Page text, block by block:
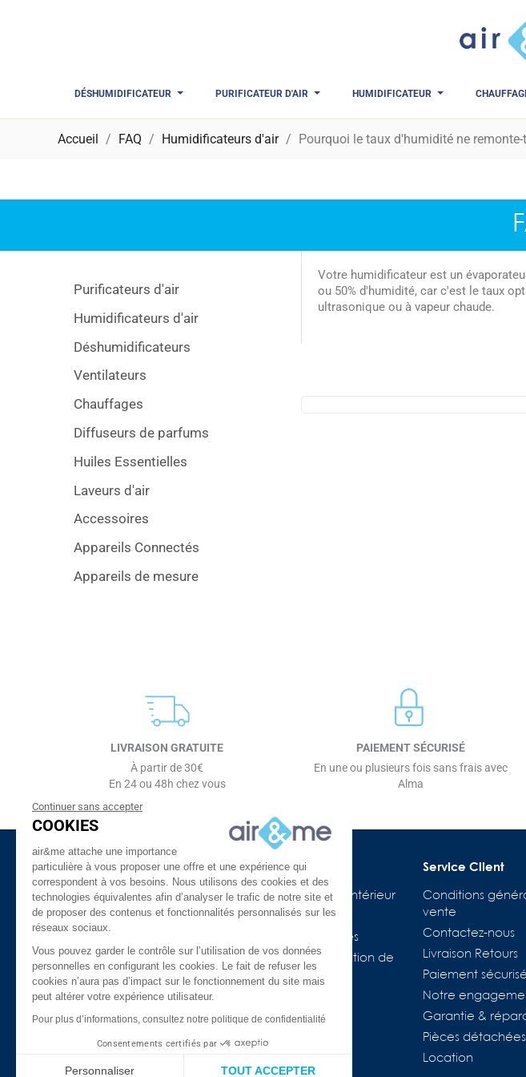
DÉSHUMIDIFICATEUR PURIFICATEUR D'AIR HUMIDIFICATEUR
Accueil FAQ Humidificateurs d'air Pourquoi le taux d'humidité ne
Purificateurs d'air
Humidificateurs d'air
Déshumidificateurs
Ventilateurs
Chauffages
Diffuseurs de parfums
Huiles Essentielles
Laveurs d'air
Accessoires
Appareils Connectés
Appareils de mesure
Votre humidificateur est un
ou 50% d'humidité, car c'est le taux
ultrasonique ou à vapeur chaude.
LIVRAISON GRATUITE
À partir de 30€
En 24 ou 48h chez vous
PAIEMENT SÉCURISÉ
En une ou plusieurs fois sans frais avec
Alma
à propos d'air&me
La société
Air&me dans la presse
Avis Clients ★★★★★
Qui sommes-nous ?
Mentions légales
Confidentialité et données
personnelles
Besoin d'aide ?
Nos guides de l'air intérieur
Lexique
Appareils connectés
COVID-19 & purification de
Meilleures ventes
FAQ
Service Client
Conditions
vente
Contactez-nous
Livraison Retours
Paiement sécurisé
Notre
Garantie &
Pièces détachées
Location
Continuer sans accepter
COOKIES
air&me attache une importance
particulière à vous proposer une offre et une expérience qui
correspondent à vos besoins. Nous utilisons des cookies et des
technologies équivalentes afin d’analyser le trafic de notre site et
de proposer des contenus et fonctionnalités personnalisés sur les
réseaux sociaux.
Vous pouvez garder le contrôle sur l’utilisation de vos données
personnelles en configurant les cookies. Le fait de refuser les
cookies n’aura pas d’impact sur le fonctionnement du site mais
peut altérer votre expérience utilisateur.
Pour plus d’informations, consultez notre politique de confidentialité
Consentements certifiés par
Personnaliser TOUT ACCEPTER